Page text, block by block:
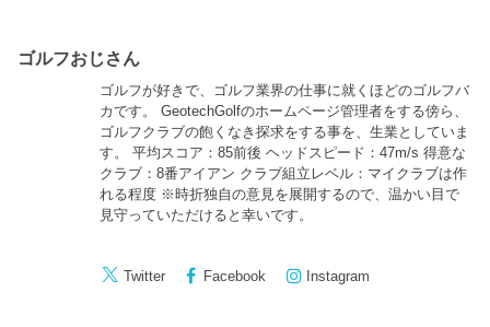
ゴルフおじさん
ゴルフが好きで、ゴルフ業界の仕事に就くほどのゴルフバ
カです。 GeotechGolfのホームページ管理者をする傍ら、
ゴルフクラブの飽くなき探求をする事を、生業としていま
す。 平均スコア：85前後 ヘッドスピード：47m/s 得意な
クラブ：8番アイアン クラブ組立レベル：マイクラブは作
れる程度 ※時折独自の意見を展開するので、温かい目で
見守っていただけると幸いです。
Twitter Facebook Instagram